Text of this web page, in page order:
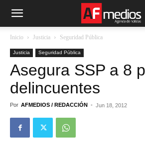
Inicio Justicia Seguridad Pública
Justicia Seguridad Pública
Asegura SSP a 8
delincuentes
Por AFMEDIOS / REDACCIÓN - Jun 18, 2012